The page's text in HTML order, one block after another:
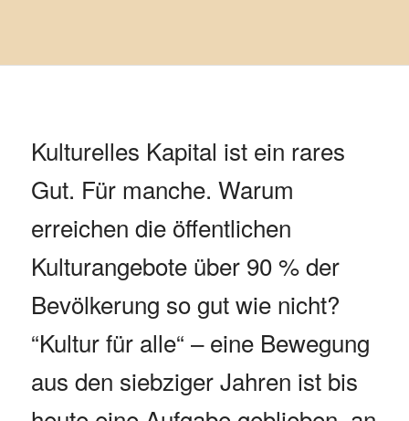
Kulturelles Kapital ist ein rares
Gut. Für manche. Warum
erreichen die öffentlichen
Kulturangebote über 90 % der
Bevölkerung so gut wie nicht?
“Kultur für alle“ – eine Bewegung
aus den siebziger Jahren ist bis